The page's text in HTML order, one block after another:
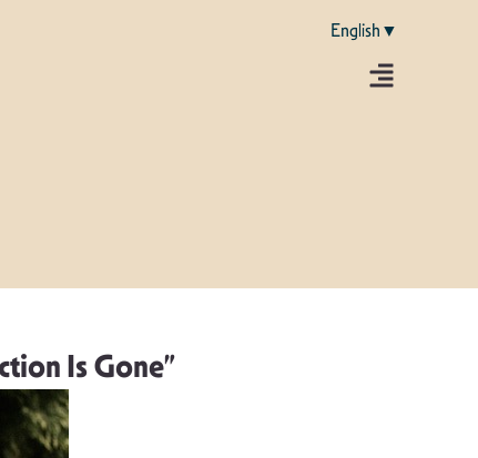
English▼
Is Gone”